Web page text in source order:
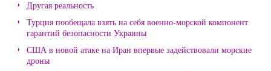
Другая реальность
Турция пообещала взять на себя военно-морской компонент
гарантий безопасности Украины
США в новой атаке на Иран впервые задействовали морские
дроны